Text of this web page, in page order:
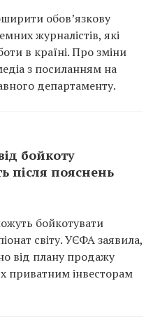
обов’язкову
журналістів, які
в країні. Про зміни
з посиланням на
департаменту.
бойкоту
після пояснень
бойкотувати
світу. УЄФА заявила,
від плану продажу
приватним інвесторам